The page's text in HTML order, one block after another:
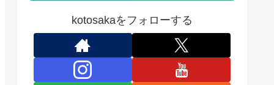
kotosakaをフォローする